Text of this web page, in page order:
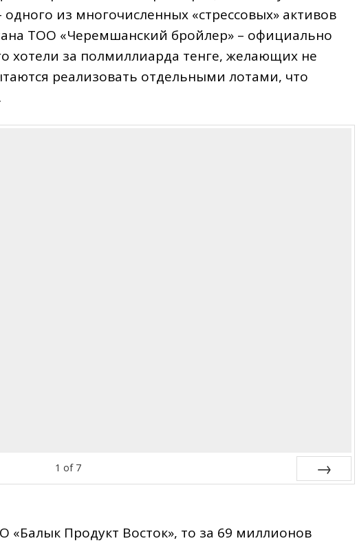
из многочисленных «стрессовых» активов
ТОО «Черемшанский бройлер» – официально
хотели за полмиллиарда тенге, желающих не
реализовать отдельными лотами, что
1 of 7
«Балык Продукт Восток», то за 69 миллионов